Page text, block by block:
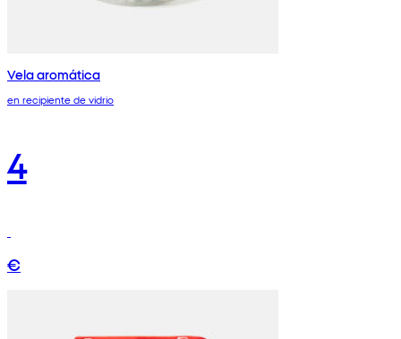
Vela aromática
en recipiente de vidrio
4
€